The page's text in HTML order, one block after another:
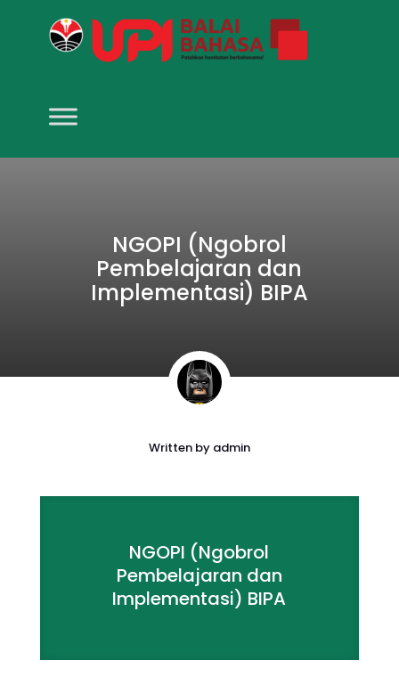
NGOPI (Ngobrol
Pembelajaran dan
Implementasi) BIPA
Written by admin
NGOPI (Ngobrol
Pembelajaran dan
Implementasi) BIPA